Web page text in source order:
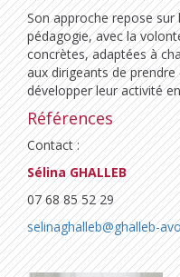
Son approche repose
pédagogie, avec la
concrètes, adaptées à
aux dirigeants de
développer leur activité
Références
Contact :
Sélina GHALLEB
07 68 85 52 29
selinaghalleb@ghalleb-